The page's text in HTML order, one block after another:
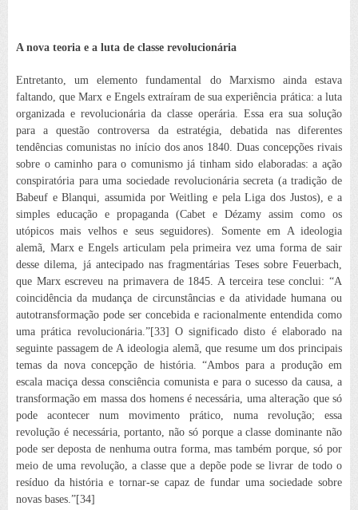
A nova teoria e a luta de classe revolucionária
Entretanto, um elemento fundamental do Marxismo ainda estava
faltando, que Marx e Engels extraíram de sua experiência prática: a luta
organizada e revolucionária da classe operária. Essa era sua solução
para a questão controversa da estratégia, debatida nas diferentes
tendências comunistas no início dos anos 1840. Duas concepções rivais
sobre o caminho para o comunismo já tinham sido elaboradas: a ação
conspiratória para uma sociedade revolucionária secreta (a tradição de
Babeuf e Blanqui, assumida por Weitling e pela Liga dos Justos), e a
simples educação e propaganda (Cabet e Dézamy assim como os
utópicos mais velhos e seus seguidores). Somente em A ideologia
alemã , Marx e Engels articulam pela primeira vez uma forma de sair
desse dilema, já antecipado nas fragmentárias Teses sobre Feuerbach
que Marx escreveu na primavera de 1845. A terceira tese conclui: “A
coincidência da mudança de circunstâncias e da atividade humana ou
autotransformação pode ser concebida e racionalmente entendida como
umaprática revolucionária.”[33] O significado disto é elaborado na
seguinte passagem de A ideologia alemã, que resume um dos principais
temas da nova concepção de história. “Ambos para a produção em
escala maciça dessa consciência comunista e para o sucesso da causa, a
transformação em massa dos homens é necessária, uma alteração que só
pode acontecer num movimento prático, numa revolução; essa
revolução é necessária, portanto, não só porque a classedominante não
pode ser deposta de nenhuma outra forma, mas também porque, só por
meio de uma revolução, a classe que a depõepode se livrar de todo o
resíduo da história e tornar-se capaz de fundar uma sociedade sobre
novas bases.”[34]